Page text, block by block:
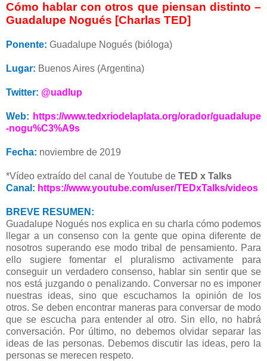
Cómo hablar con otros que piensan distinto –
Guadalupe Nogués [Charlas TED]
Ponente: Guadalupe Nogués (bióloga)
Lugar: Buenos Aires (Argentina)
Twitter: @uadlup
Web: https://www.tedxriodelaplata.org/orador/guadalupe
-nogu%C3%A9s
Fecha: noviembre de 2019
*Vídeo extraído del canal de Youtube de TED x Talks
Canal: https://www.youtube.com/user/TEDxTalks/videos
BREVE RESUMEN:
Guadalupe Nogués nos explica en su charla cómo podemos
llegar a un consenso con la gente que opina diferente de
nosotros superando ese modo tribal de pensamiento. Para
ello sugiere fomentar el pluralismo activamente para
conseguir un verdadero consenso, hablar sin sentir que se
nos está juzgando o penalizando. Conversar no es imponer
nuestras ideas, sino que escuchamos la opinión de los
otros. Se deben encontrar maneras para conversar de modo
que se escucha para entender al otro. Sin ello, no habrá
conversación. Por último, no debemos olvidar separar las
ideas de las personas. Debemos discutir las ideas, pero la
personas se merecen respeto.